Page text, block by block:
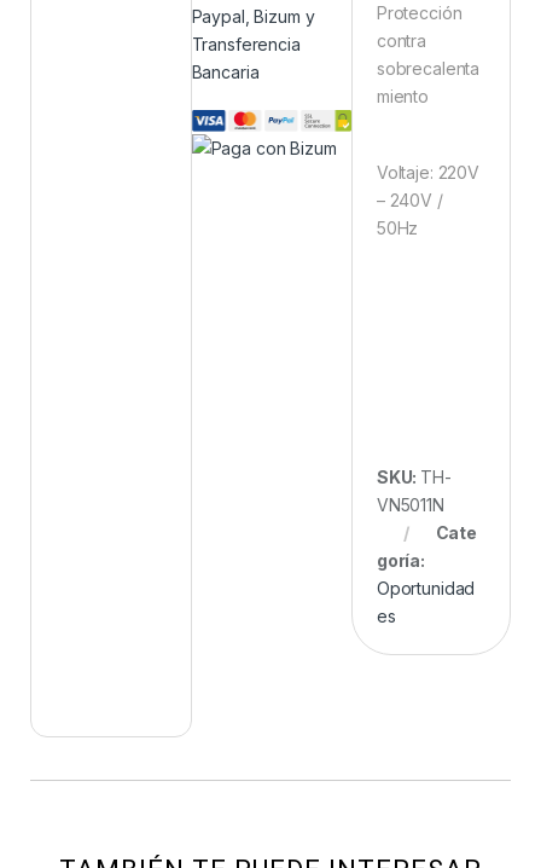
Paypal, Bizum y
Transferencia
Bancaria
Protección
contra
sobrecalenta
miento
Voltaje: 220V
– 240V /
50Hz
SKU: TH-
VN5011N
Cate
goría:
Oportunidad
es